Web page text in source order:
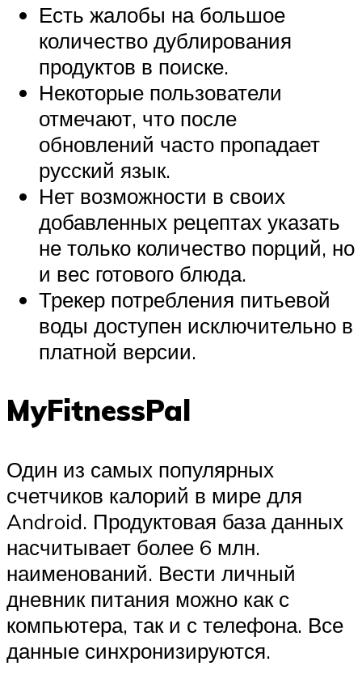
Есть жалобы на большое
количество дублирования
продуктов в поиске.
Некоторые пользователи
отмечают, что после
обновлений часто пропадает
русский язык.
Нет возможности в своих
добавленных рецептах указать
не только количество порций, но
и вес готового блюда.
Трекер потребления питьевой
воды доступен исключительно в
платной версии.
MyFitnessPal
Один из самых популярных
счетчиков калорий в мире для
Android. Продуктовая база данных
насчитывает более 6 млн.
наименований. Вести личный
дневник питания можно как с
компьютера, так и с телефона. Все
данные синхронизируются.